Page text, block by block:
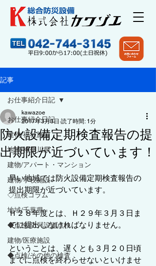
記事
お仕事紹介日記
建物/福祉施設
地域/神奈川県
建物/アパート・マンション
建物/学校施設
◇点検コラム
地域/千葉県
◆点検/防火設備点検
建物/医療施設
◆点検/その他の検査
お仕事紹介日記
防火設備定期検査報告の提
出期限が近づいています！
kawazoe
2017年3月3日 読了時間: 1分
早い地域では防火設備定期検査報告の
提出期限が近づいています。
Ｈ２８年度とは、Ｈ２９年３月３日ま
でに提出しなければなりません。
ということは、遅くとも３月２０日頃
までに点検を終わらせないといけませ